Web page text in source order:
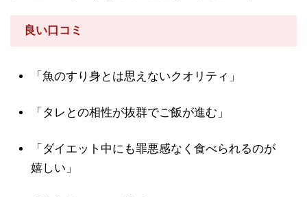
良い口コミ
「魚のすり身とは思えないクオリティ」
「タレとの相性が抜群でご飯が進む」
「ダイエット中にも罪悪感なく食べられるのが
嬉しい」